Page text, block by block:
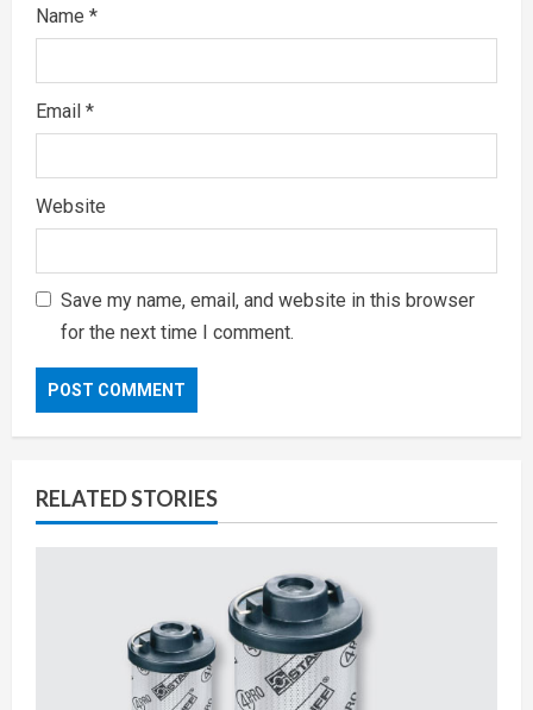
Name *
Email *
Website
Save my name, email, and website in this browser
for the next time I comment.
RELATED STORIES